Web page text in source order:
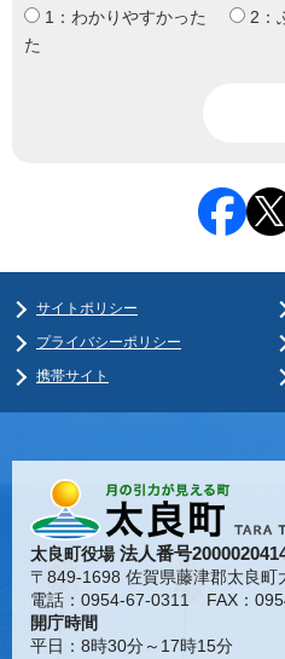
1：わかりやすかった
2：
た
サイトポリシー
プライバシーポリシー
携帯サイト
太良町役場法人番号
〒849-1698 佐賀県藤津郡太良町
電話：0954-67-0311 FAX：
開庁時間
平日：8時30分～17時15分